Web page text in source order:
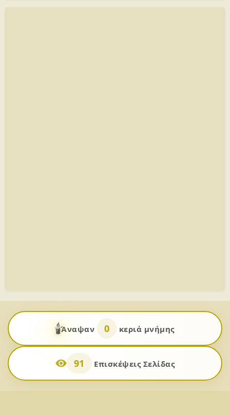
🕯️Άναψαν 0 κεριά μνήμης
91 Επισκέψεις Σελίδας